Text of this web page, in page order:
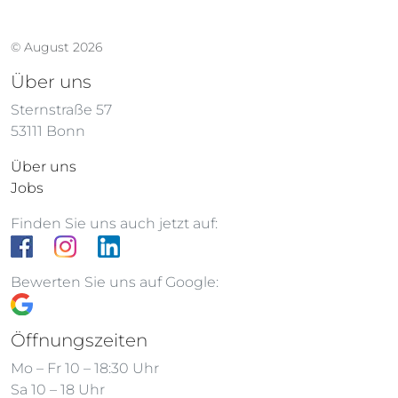
© August 2026
Über uns
Sternstraße 57
53111 Bonn
Über uns
Jobs
Finden Sie uns auch jetzt auf:
Bewerten Sie uns auf Google:
Öffnungszeiten
Mo – Fr 10 – 18:30 Uhr
Sa 10 – 18 Uhr